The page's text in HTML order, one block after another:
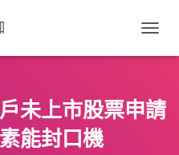
O
L
E
未上市股票申請
能封口機